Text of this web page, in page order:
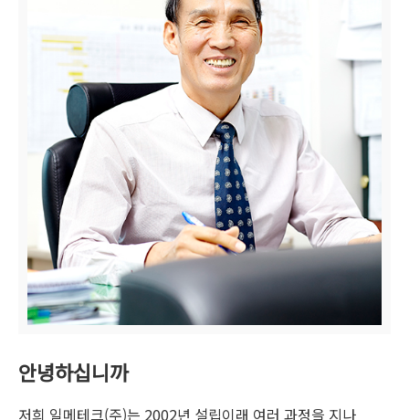
안녕하십니까
저희 일메테크(주)는 2002년 설립이래 여러 과정을 지나